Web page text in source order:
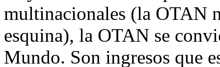
multinacionales (la OTAN
esquina), la OTAN se
Mundo. Son ingresos que